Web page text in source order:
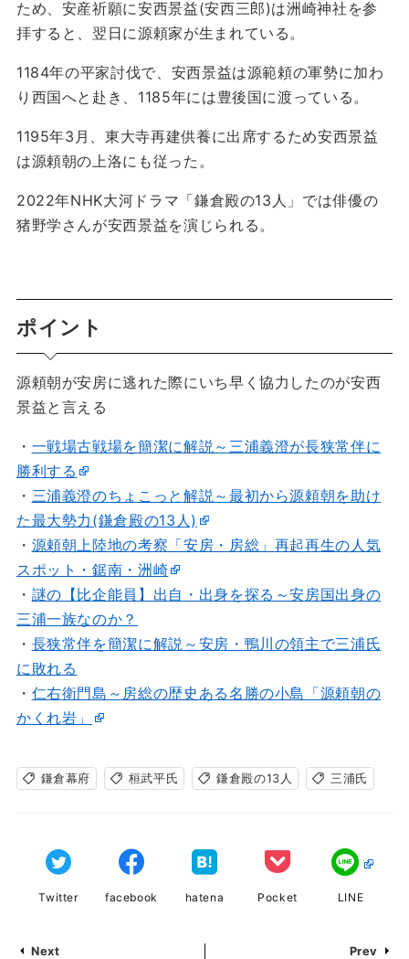
ため、安産祈願に安西景益(安西三郎)は洲崎神社を参
拝すると、翌日に源頼家が生まれている。
1184年の平家討伐で、安西景益は源範頼の軍勢に加わ
り西国へと赴き、1185年には豊後国に渡っている。
1195年3月、東大寺再建供養に出席するため安西景益
は源頼朝の上洛にも従った。
2022年NHK大河ドラマ「鎌倉殿の13人」では俳優の
猪野学さんが安西景益を演じられる。
ポイント
源頼朝が安房に逃れた際にいち早く協力したのが安西
景益と言える
・ 一戦場古戦場を簡潔に解説～三浦義澄が長狭常伴に
勝利する
・ 三浦義澄のちょこっと解説～最初から源頼朝を助け
た最大勢力(鎌倉殿の13人)
・ 源頼朝上陸地の考察「安房・房総」再起再生の人気
スポット・鋸南・洲崎
・ 謎の【比企能員】出自・出身を探る～安房国出身の
三浦一族なのか？
・ 長狭常伴を簡潔に解説～安房・鴨川の領主で三浦氏
に敗れる
・ 仁右衛門島～房総の歴史ある名勝の小島「源頼朝の
かくれ岩」
鎌倉幕府 桓武平氏 鎌倉殿の13人 三浦氏
Twitter facebook hatena Pocket LINE
Next
Prev